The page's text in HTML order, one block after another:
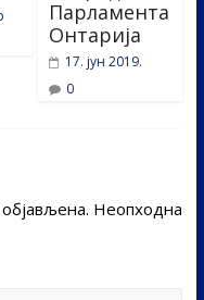
Парламента
Онтарија
17. јун 2019.
0
Неопходна